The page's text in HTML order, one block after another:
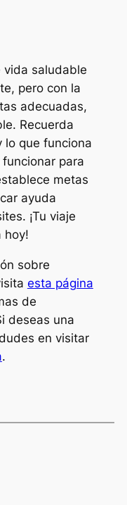
vida saludable
pero con la
adecuadas,
Recuerda
lo que funciona
para
metas
ayuda
¡Tu viaje
hoy!
sobre
esta página
de
deseas una
en visitar
.